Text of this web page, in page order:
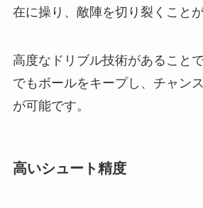
在に操り、敵陣を切り裂くこと
高度なドリブル技術があること
でもボールをキープし、チャン
が可能です。
高いシュート精度